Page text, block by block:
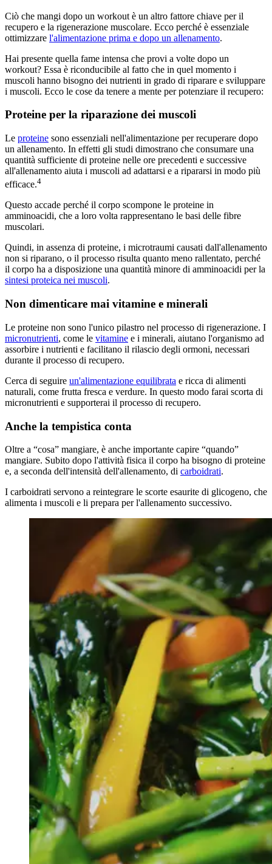
Ciò che mangi dopo un workout è un altro fattore chiave per il
recupero e la rigenerazione muscolare. Ecco perché è essenziale
ottimizzare l'alimentazione prima e dopo un allenamento.
Hai presente quella fame intensa che provi a volte dopo un
workout? Essa è riconducibile al fatto che in quel momento i
muscoli hanno bisogno dei nutrienti in grado di riparare e sviluppare
i muscoli. Ecco le cose da tenere a mente per potenziare il recupero:
Proteine per la riparazione dei muscoli
Le proteine sono essenziali nell'alimentazione per recuperare dopo
un allenamento. In effetti gli studi dimostrano che consumare una
quantità sufficiente di proteine nelle ore precedenti e successive
all'allenamento aiuta i muscoli ad adattarsi e a ripararsi in modo più
efficace.4
Questo accade perché il corpo scompone le proteine in
amminoacidi, che a loro volta rappresentano le basi delle fibre
muscolari.
Quindi, in assenza di proteine, i microtraumi causati dall'allenamento
non si riparano, o il processo risulta quanto meno rallentato, perché
il corpo ha a disposizione una quantità minore di amminoacidi per la
sintesi proteica nei muscoli.
Non dimenticare mai vitamine e minerali
Le proteine non sono l'unico pilastro nel processo di rigenerazione. I
micronutrienti, come le vitamine e i minerali, aiutano l'organismo ad
assorbire i nutrienti e facilitano il rilascio degli ormoni, necessari
durante il processo di recupero.
Cerca di seguire un'alimentazione equilibrata e ricca di alimenti
naturali, come frutta fresca e verdure. In questo modo farai scorta di
micronutrienti e supporterai il processo di recupero.
Anche la tempistica conta
Oltre a “cosa” mangiare, è anche importante capire “quando”
mangiare. Subito dopo l'attività fisica il corpo ha bisogno di proteine
e, a seconda dell'intensità dell'allenamento, di carboidrati.
I carboidrati servono a reintegrare le scorte esaurite di glicogeno, che
alimenta i muscoli e li prepara per l'allenamento successivo.